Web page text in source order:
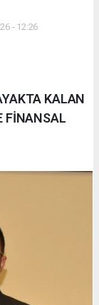
- 12:26
KALAN
FİNANSAL